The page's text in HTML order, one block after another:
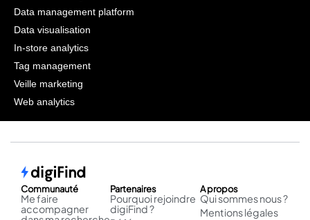
Data management platform
Data visualisation
In-store analytics
Tag management
Veille marketing
Web analytics
Communauté
Me faire
accompagner
Partenaires
Pourquoi rejoindre
digiFind ?
A propos
Qui sommes nous ?
Mentions légales